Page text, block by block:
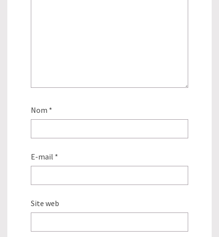
Nom *
E-mail *
Site web